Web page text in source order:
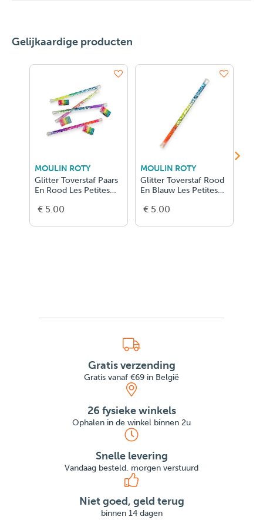
Gelijkaardige producten
MOULIN ROTY
Glitter Toverstaf Paars
En Rood Les Petites
€ 5.00
MOULIN ROTY
Glitter Toverstaf Rood
En Blauw Les Petites
€ 5.00
Gratis verzending
Gratis vanaf €69 in België
26 fysieke winkels
Ophalen in de winkel binnen 2u
Snelle levering
Vandaag besteld, morgen verstuurd
Niet goed, geld terug
binnen 14 dagen